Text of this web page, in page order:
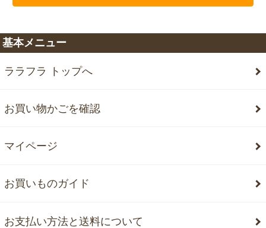
基本メニュー
ララフラ トップへ
お買い物かごを確認
マイページ
お買いものガイド
お支払い方法と送料について